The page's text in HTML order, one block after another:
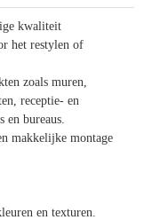
kwaliteit
het restylen of
zoals muren,
receptie- en
en bureaus.
makkelijke montage
en texturen.